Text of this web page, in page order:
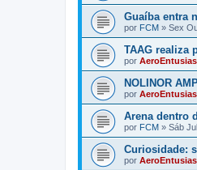
Guaíba entra
por FCM » Sex
TAAG realiza
por
NOLINOR
por
Arena dentro
por FCM » Sáb
Curiosidade:
por